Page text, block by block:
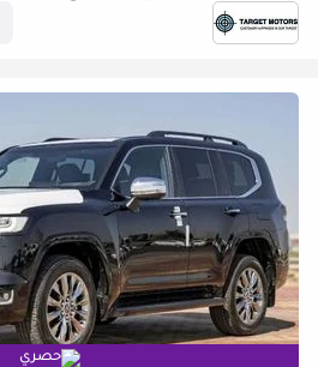
حصري